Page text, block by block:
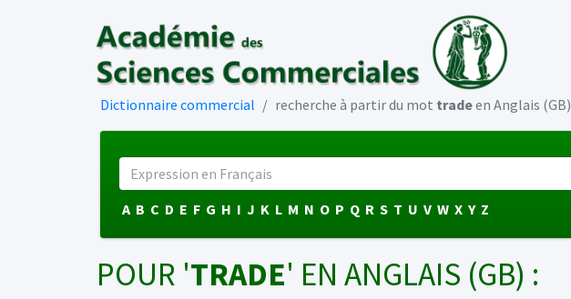
Dictionnaire commercial recherche à partir du mot tradeen Anglais (GB)
A B C D E F G H I J K L M N O P Q R S T U V W X Y Z
POUR 'TRADE' EN ANGLAIS (GB) :